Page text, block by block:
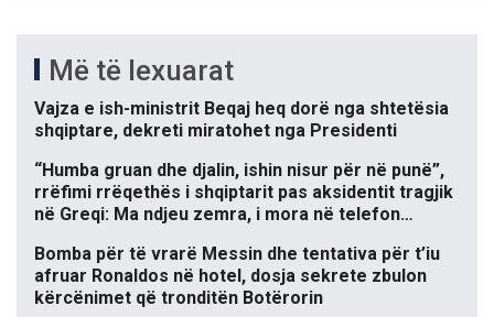
Më të lexuarat
Vajza e ish-ministrit Beqaj heq dorë nga shtetësia
shqiptare, dekreti miratohet nga Presidenti
“Humba gruan dhe djalin, ishin nisur për në punë”,
rrëfimi rrëqethës i shqiptarit pas aksidentit tragjik
në Greqi: Ma ndjeu zemra, i mora në telefon…
Bomba për të vrarë Messin dhe tentativa për t’iu
afruar Ronaldos në hotel, dosja sekrete zbulon
kërcënimet që tronditën Botërorin